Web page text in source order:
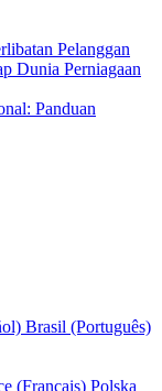
Pelanggan
Dunia Perniagaan
Panduan
Brasil (Português)
(Français) Polska